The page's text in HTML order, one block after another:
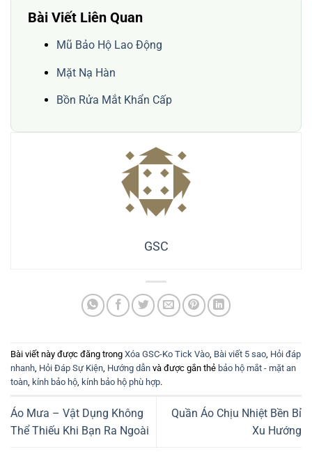
Bài Viết Liên Quan
Mũ Bảo Hộ Lao Động
Mặt Nạ Hàn
Bồn Rửa Mắt Khẩn Cấp
GSC
Bài viết này được đăng trong Xóa GSC-Ko Tick Vào, Bài viết 5 sao, Hỏi đáp
nhanh, Hỏi Đáp Sự Kiện, Hướng dẫn và được gắn thẻ bảo hộ mắt - mặt an
toàn, kính bảo hộ, kính bảo hộ phù hợp.
Áo Mưa – Vật Dụng Không
Thể Thiếu Khi Bạn Ra Ngoài
Quần Áo Chịu Nhiệt Bền Bỉ
Xu Hướng